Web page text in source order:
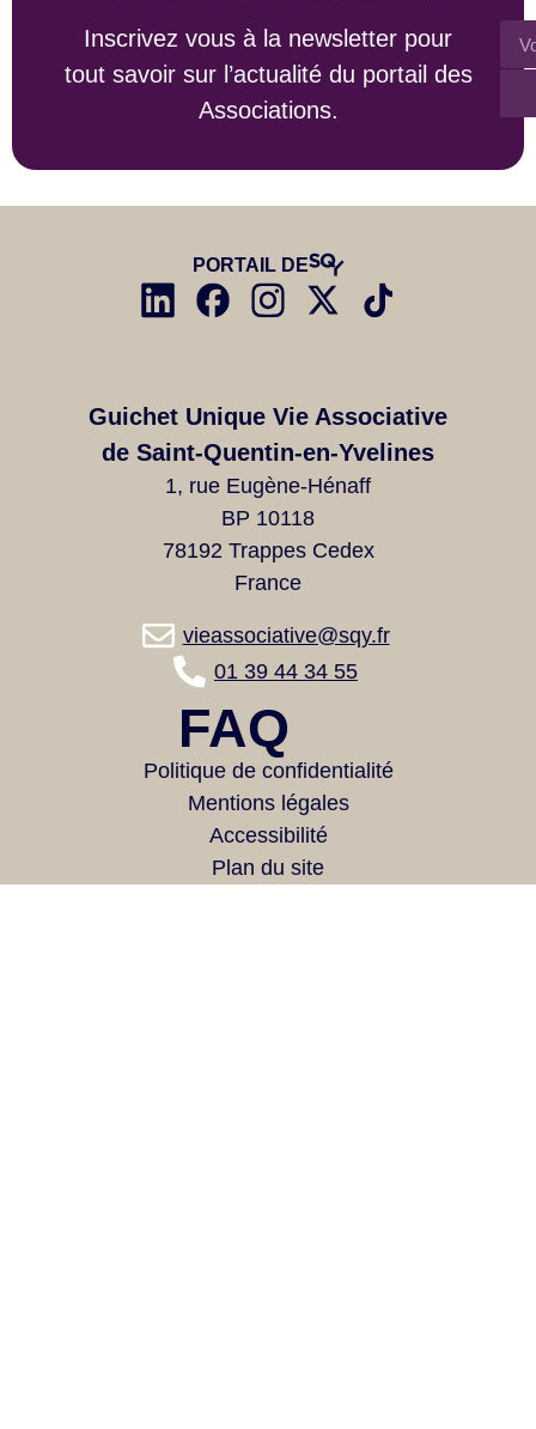
Inscrivez vous à la newsletter pour
tout savoir sur l’actualité du portail des
Associations.
PORTAIL DE
Guichet Unique Vie Associative
de Saint-Quentin-en-Yvelines
1, rue Eugène-Hénaff
BP 10118
78192 Trappes Cedex
France
vieassociative@sqy.fr
01 39 44 34 55
FAQ
Politique de confidentialité
Mentions légales
Accessibilité
Plan du site